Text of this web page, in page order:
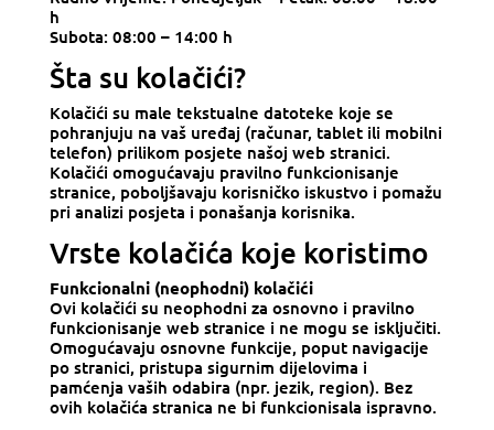
h
Subota: 08:00 – 14:00 h
Šta su kolačići?
Kolačići su male tekstualne datoteke koje se
pohranjuju na vaš uređaj (računar, tablet ili mobilni
telefon) prilikom posjete našoj web stranici.
Kolačići omogućavaju pravilno funkcionisanje
stranice, poboljšavaju korisničko iskustvo i pomažu
pri analizi posjeta i ponašanja korisnika.
Vrste kolačića koje koristimo
Funkcionalni (neophodni) kolačići
Ovi kolačići su neophodni za osnovno i pravilno
funkcionisanje web stranice i ne mogu se isključiti.
Omogućavaju osnovne funkcije, poput navigacije
po stranici, pristupa sigurnim dijelovima i
pamćenja vaših odabira (npr. jezik, region). Bez
ovih kolačića stranica ne bi funkcionisala ispravno.